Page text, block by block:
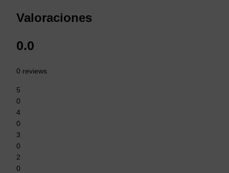
Valoraciones
0.0
0 reviews
5
0
4
0
3
0
2
0